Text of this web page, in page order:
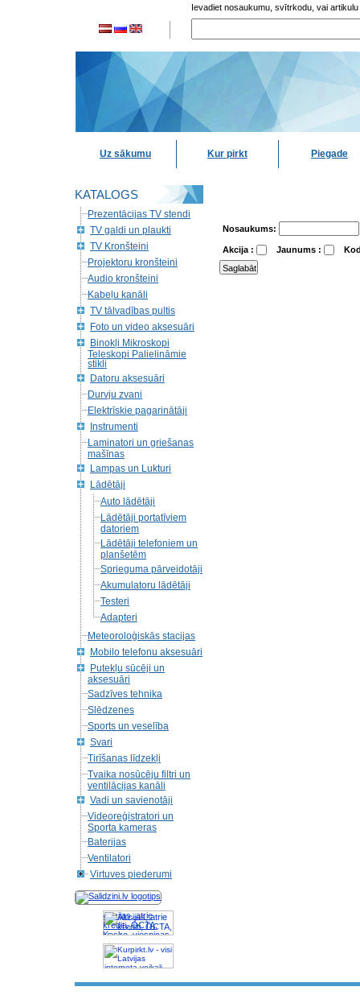
Ievadiet nosaukumu, svītrkodu, vai artikulu
Uz sākumu Kur pirkt Piegade
KATALOGS
Prezentācijas TV stendi
TV galdi un plaukti
TV Kronšteini
Projektoru kronšteini
Audio kronšteini
Kabeļu kanāli
TV tālvadības pultis
Foto un video aksesuāri
Binokļi Mikroskopi
Teleskopi Palielināmie
stikli
Datoru aksesuāri
Durvju zvani
Elektrīskie pagarinātāji
Instrumenti
Laminatori un griešanas
mašīnas
Lampas un Lukturi
Lādētāji
Auto lādētāji
Lādētāji portatīviem
datoriem
Lādētāji telefoniem un
planšetēm
Sprieguma pārveidotāji
Akumulatoru lādētāji
Testeri
Adapteri
Meteoroloģiskās stacijas
Mobilo telefonu aksesuāri
Putekļu sūcēji un
aksesuāri
Sadzīves tehnika
Slēdzenes
Sports un veselība
Svari
Tirīšanas līdzekļi
Tvaika nosūcēju filtri un
ventilācijas kanāli
Vadi un savienotāji
Videoreģistratori un
Sporta kameras
Baterijas
Ventilatori
Virtuves piederumi
Akcijas, atrie
krediti, OCTA,
Kasko, viesnicas,
letas aviobiletes,
taksi, interneta
veikali
Nosaukums:
Akcija : Jaunums :